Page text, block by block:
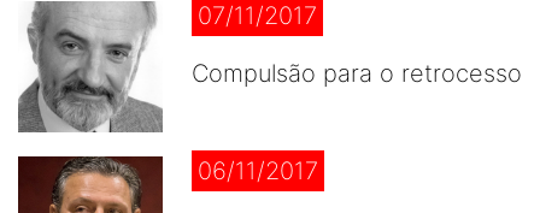
07/11/2017
Compulsão para o retrocesso
06/11/2017